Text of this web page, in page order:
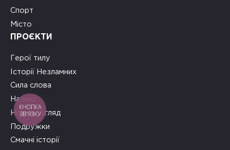
Спорт
Місто
ПРОЄКТИ
Герої тилу
Історії Незламних
Сила слова
На часі
Новий погляд
Подружки
Смачні історії
КНОПКА
ЗВ'ЯЗКУ